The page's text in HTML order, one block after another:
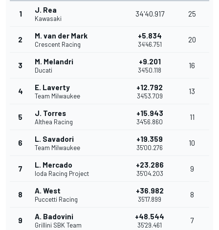
1 J. Rea
Kawasaki
34'40.917 25
2 M. van der Mark
Crescent Racing
+5.834
34'46.751
20
3 M. Melandri
Ducati
+9.201
34'50.118
16
4 E. Laverty
Team Milwaukee
+12.792
34'53.709
13
5 J. Torres
Althea Racing
+15.943
34'56.860
11
6 L. Savadori
Team Milwaukee
+19.359
35'00.276
10
7 L. Mercado
Ioda Racing Project
+23.286
35'04.203
9
8 A. West
Puccetti Racing
+36.982
35'17.899
8
9 A. Badovini
Grillini SBK Team
+48.544
35'29.461
7